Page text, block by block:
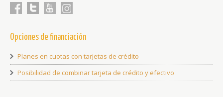
Opciones de financiación
Planes en cuotas con tarjetas de crédito
Posibilidad de combinar tarjeta de crédito y efectivo